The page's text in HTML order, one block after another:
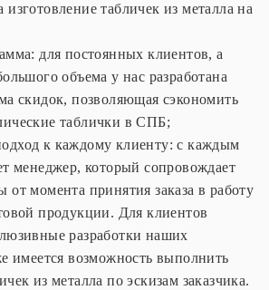
табличек из металла на
для постоянных клиентов, а
объема у нас разработана
скидок, позволяющая сэкономить
таблички в СПБ;
к каждому клиенту: с каждым
менеджер, который сопровождает
от момента принятия заказа в работу
продукции. Для клиентов
разработки наших
имеется возможность выполнить
из металла по эскизам заказчика.